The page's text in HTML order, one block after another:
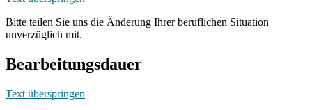
Bitte teilen Sie uns die Änderung Ihrer beruflichen Situation
unverzüglich mit.
Bearbeitungsdauer
Text überspringen